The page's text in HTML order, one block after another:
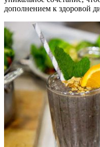
дополнением к здоровой